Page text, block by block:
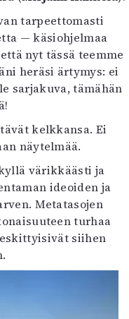
tarpeettomasti
— käsiohjelmaa
nyt tässä teemme
heräsi ärtymys: ei
sarjakuva, tämähän
kelkkansa. Ei
näytelmää.
värikkäästi ja
ideoiden ja
Metatasojen
turhaa
siihen